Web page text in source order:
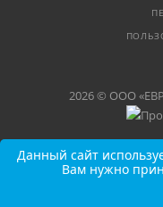
2026 © ООО
Данный сайт
Вам нужно